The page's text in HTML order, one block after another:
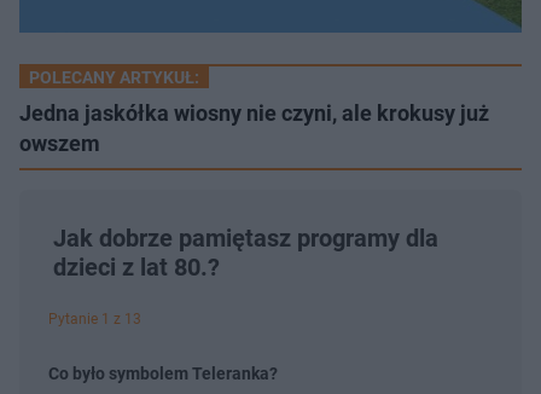
POLECANY ARTYKUŁ:
​Jedna jaskółka wiosny nie czyni, ale krokusy już
owszem
Jak dobrze pamiętasz programy dla
dzieci z lat 80.?
Pytanie 1 z 13
Co było symbolem Teleranka?